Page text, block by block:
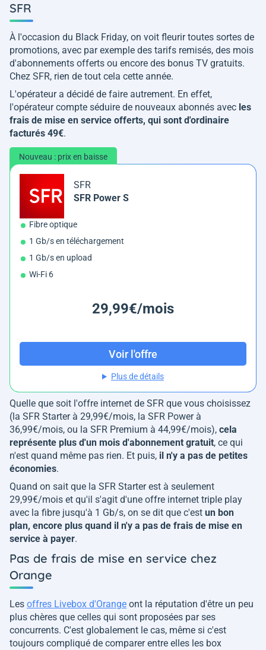
SFR
À l'occasion du Black Friday, on voit fleurir toutes sortes de
promotions, avec par exemple des tarifs remisés, des mois
d'abonnements offerts ou encore des bonus TV gratuits.
Chez SFR, rien de tout cela cette année.
L'opérateur a décidé de faire autrement. En effet,
l'opérateur compte séduire de nouveaux abonnés avec les
frais de mise en service offerts, qui sont d'ordinaire
facturés 49€.
Nouveau : prix en baisse
SFR
SFR Power S
Fibre optique
1 Gb/s en téléchargement
1 Gb/s en upload
Wi-Fi 6
29,99€/mois
Voir l'offre
Plus de détails
Quelle que soit l'offre internet de SFR que vous choisissez
(la SFR Starter à 29,99€/mois, la SFR Power à
36,99€/mois, ou la SFR Premium à 44,99€/mois), cela
représente plus d'un mois d'abonnement gratuit, ce qui
n'est quand même pas rien. Et puis, il n'y a pas de petites
économies.
Quand on sait que la SFR Starter est à seulement
29,99€/mois et qu'il s'agit d'une offre internet triple play
avec la fibre jusqu'à 1 Gb/s, on se dit que c'est un bon
plan, encore plus quand il n'y a pas de frais de mise en
service à payer.
Pas de frais de mise en service chez
Orange
Les offres Livebox d'Orange ont la réputation d'être un peu
plus chères que celles qui sont proposées par ses
concurrents. C'est globalement le cas, même si c'est
toujours compliqué de comparer entre elles les box